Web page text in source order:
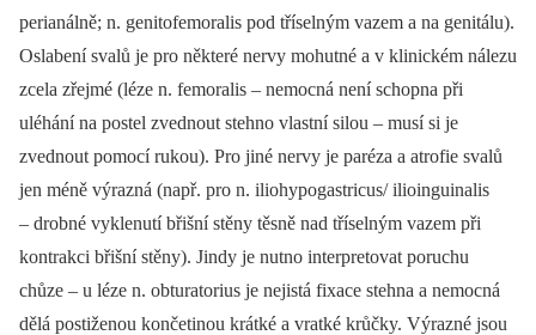
perianálně; n. genitofemoralis pod tříselným vazem a na genitálu).
Oslabení svalů je pro některé nervy mohutné a v klinickém nálezu
zcela zřejmé (léze n. femoralis –⁠ nemocná není schopna při
uléhání na postel zvednout stehno vlastní silou –⁠ musí si je
zvednout pomocí rukou). Pro jiné nervy je paréza a atrofie svalů
jen méně výrazná (např. pro n. iliohypogastricus/ ilioinguinalis
–⁠ drobné vyklenutí břišní stěny těsně nad tříselným vazem při
kontrakci břišní stěny). Jindy je nutno interpretovat poruchu
chůze –⁠ u léze n. obturatorius je nejistá fixace stehna a nemocná
dělá postiženou končetinou krátké a vratké krůčky. Výrazné jsou